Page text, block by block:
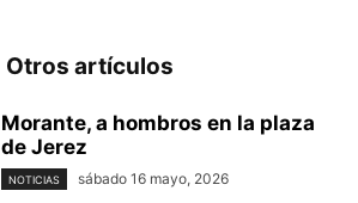
Otros artículos
Morante, a hombros en la plaza
de Jerez
NOTICIAS sábado 16 mayo, 2026